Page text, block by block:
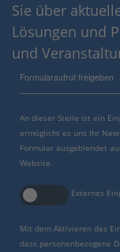
Sie über
Lösungen und
und
Formularaufruf freigeben
An dieser Stelle ist ein
ermöglicht es uns Ihr
Formular ausgeblendet
Website.
Externes
Mit dem Aktivieren des
dass personenbezogene